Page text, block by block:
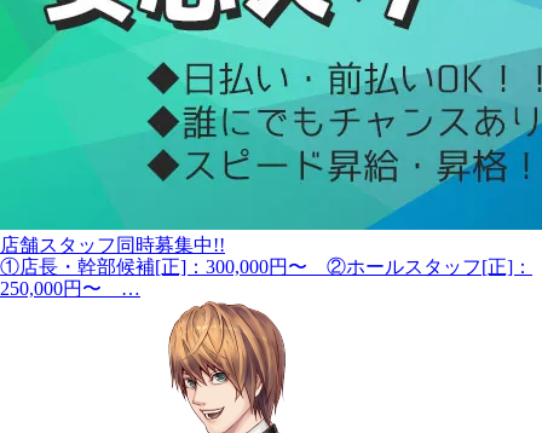
店舗スタッフ同時募集中!!
①店長・幹部候補[正]：300,000円〜 ②ホールスタッフ[正]：
250,000円〜 …